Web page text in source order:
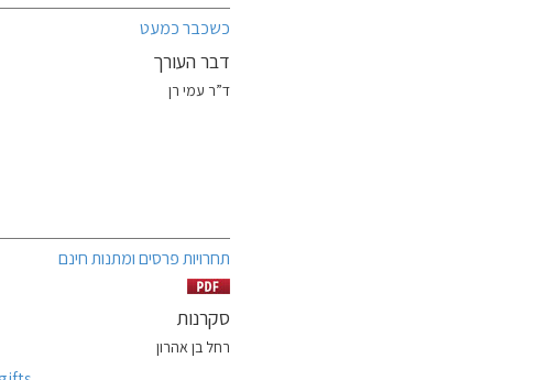
כשכבר כמעט
דבר העורך
ד”ר עמי רן
תחרויות פרסים ומתנות חינם
סקרנות
רחל בן אהרון